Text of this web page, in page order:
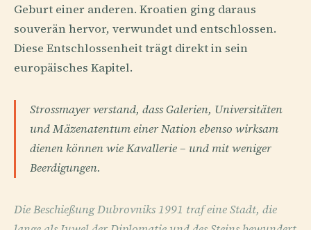
Geburt einer anderen. Kroatien ging daraus
souverän hervor, verwundet und entschlossen.
Diese Entschlossenheit trägt direkt in sein
europäisches Kapitel.
Strossmayer verstand, dass Galerien, Universitäten
und Mäzenatentum einer Nation ebenso wirksam
dienen können wie Kavallerie – und mit weniger
Beerdigungen.
Die Beschießung Dubrovniks 1991 traf eine Stadt, die